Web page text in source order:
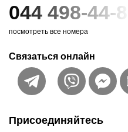
044 498-44-89
посмотреть все номера
Связаться онлайн
Присоединяйтесь